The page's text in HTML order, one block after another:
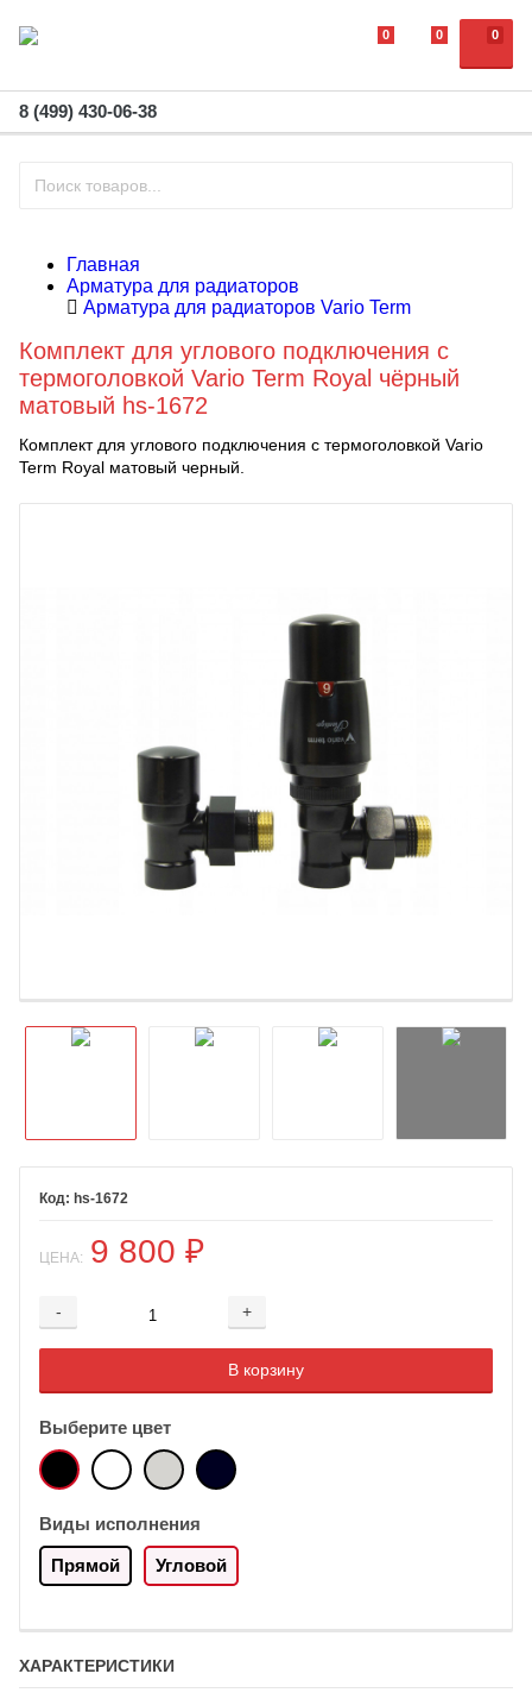
0
0 0
8 (499) 430-06-38
Главная
Арматура для радиаторов
Арматура для радиаторов Vario Term
Комплект для углового подключения с
термоголовкой Vario Term Royal чёрный
матовый hs-1672
Комплект для углового подключения с термоголовкой Vario
Term Royal матовый черный.
hs-1672
ЦЕНА: 9 800 ₽
- +
Добавляется...
В корзину
Добавлен
Выберите цвет
Виды исполнения
Прямой Угловой
ХАРАКТЕРИСТИКИ